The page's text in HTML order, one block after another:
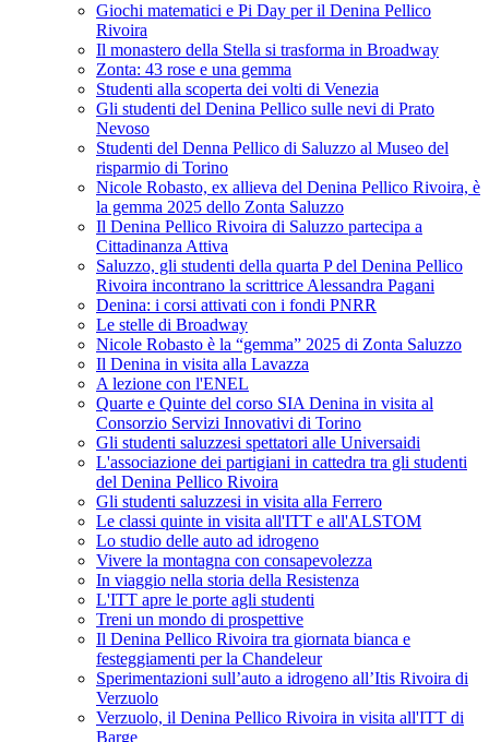
Giochi matematici e Pi Day per il Denina Pellico
Rivoira
Il monastero della Stella si trasforma in Broadway
Zonta: 43 rose e una gemma
Studenti alla scoperta dei volti di Venezia
Gli studenti del Denina Pellico sulle nevi di Prato
Nevoso
Studenti del Denna Pellico di Saluzzo al Museo del
risparmio di Torino
Nicole Robasto, ex allieva del Denina Pellico Rivoira, è
la gemma 2025 dello Zonta Saluzzo
Il Denina Pellico Rivoira di Saluzzo partecipa a
Cittadinanza Attiva
Saluzzo, gli studenti della quarta P del Denina Pellico
Rivoira incontrano la scrittrice Alessandra Pagani
Denina: i corsi attivati con i fondi PNRR
Le stelle di Broadway
Nicole Robasto è la “gemma” 2025 di Zonta Saluzzo
Il Denina in visita alla Lavazza
A lezione con l'ENEL
Quarte e Quinte del corso SIA Denina in visita al
Consorzio Servizi Innovativi di Torino
Gli studenti saluzzesi spettatori alle Universaidi
L'associazione dei partigiani in cattedra tra gli studenti
del Denina Pellico Rivoira
Gli studenti saluzzesi in visita alla Ferrero
Le classi quinte in visita all'ITT e all'ALSTOM
Lo studio delle auto ad idrogeno
Vivere la montagna con consapevolezza
In viaggio nella storia della Resistenza
L'ITT apre le porte agli studenti
Treni un mondo di prospettive
Il Denina Pellico Rivoira tra giornata bianca e
festeggiamenti per la Chandeleur
Sperimentazioni sull’auto a idrogeno all’Itis Rivoira di
Verzuolo
Verzuolo, il Denina Pellico Rivoira in visita all'ITT di
Barge